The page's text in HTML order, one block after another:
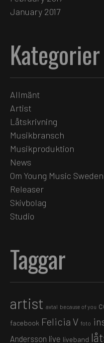
January 2017
Kategorier
Allmänt
Artist
Låtskrivning
Musikbransch
Musikproduktion
News
Om Young Music Sweden
Releaser
Skivbolag
Studio
Taggar
artist avtal because of you
facebook Felicia V foto
Andersson live liveband